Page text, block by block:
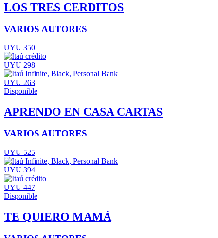
LOS TRES CERDITOS
VARIOS AUTORES
UYU 350
UYU 298
UYU 263
Disponible
APRENDO EN CASA CARTAS
VARIOS AUTORES
UYU 525
UYU 394
UYU 447
Disponible
TE QUIERO MAMÁ